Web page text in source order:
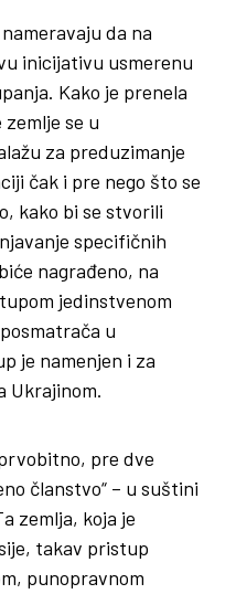
da na
inicijativu usmerenu
Kako je prenela
se u
za preduzimanje
čak i pre nego što se
kako bi se stvorili
specifičnih
nagrađeno, na
jedinstvenom
u
je namenjen i za
Ukrajinom.
pre dve
članstvo“ – u suštini
zemlja, koja je
takav pristup
punopravnom